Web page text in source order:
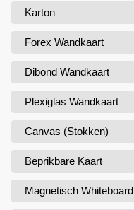
Karton
Forex Wandkaart
Dibond Wandkaart
Plexiglas Wandkaart
Canvas (Stokken)
Beprikbare Kaart
Magnetisch Whiteboard